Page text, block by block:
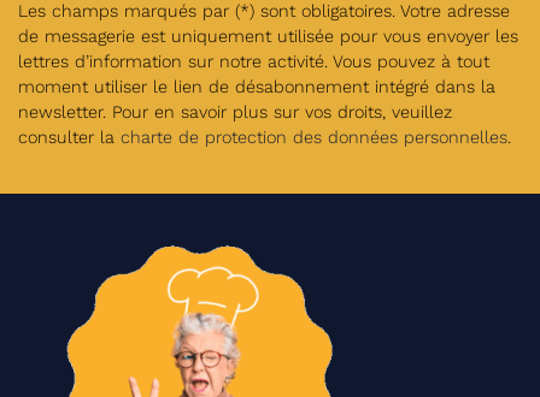
Les champs marqués par (*) sont obligatoires. Votre adresse
de messagerie est uniquement utilisée pour vous envoyer les
lettres d’information sur notre activité. Vous pouvez à tout
moment utiliser le lien de désabonnement intégré dans la
newsletter. Pour en savoir plus sur vos droits, veuillez
consulter la charte de protection des données personnelles